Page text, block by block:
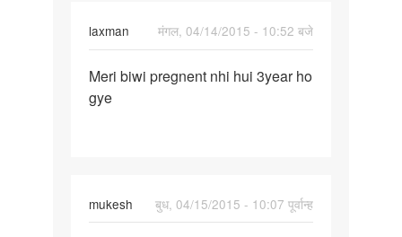
b
safed
laxman
मंगल, 04/14/2015 - 10:52 बजे
Meri
biwi
Meri biwi pregnent nhi hui 3year ho
gye
mukesh
बुध, 04/15/2015 - 10:07 पूर्वान्ह